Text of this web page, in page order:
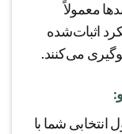
معمولاً
اثبات‌شده
می‌کنند.
شما با